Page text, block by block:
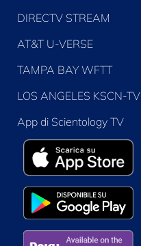
DIRECTV STREAM
AT&T U-VERSE
TAMPA BAY WFTT
LOS ANGELES KSCN-TV
App di Scientology TV